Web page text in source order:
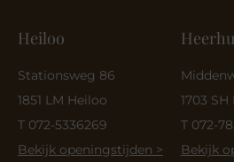
Heiloo
Stationsweg 86
1851 LM Heiloo
T 072-5336269
Bekijk openingstijden >
1703
T 072-
Bekijk